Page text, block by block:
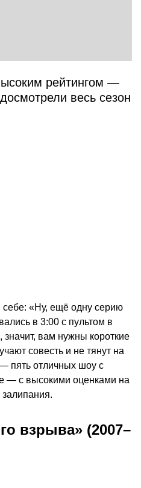
рейтингом —
весь сезон
себе: «Ну, ещё одну серию
в 3:00 с пультом в
вам нужны короткие
совесть и не тянут на
пять отличных шоу с
— с высокими оценками на
взрыва» (2007–